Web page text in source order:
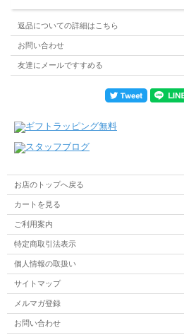
返品についての詳細はこちら
お問い合わせ
友達にメールですすめる
お店のトップへ戻る
カートを見る
ご利用案内
特定商取引法表示
個人情報の取扱い
サイトマップ
メルマガ登録
お問い合わせ